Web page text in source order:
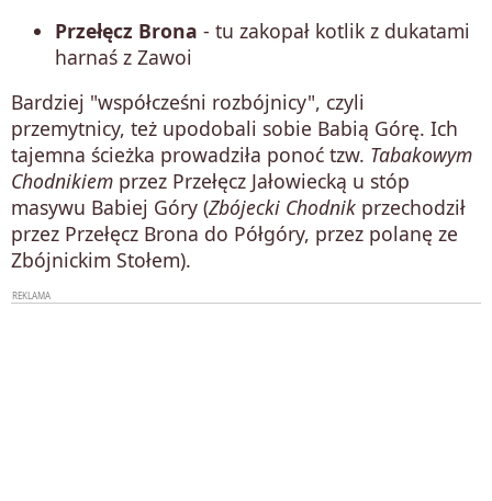
Przełęcz Brona - tu zakopał kotlik z dukatami
harnaś z Zawoi
Bardziej "współcześni rozbójnicy", czyli
przemytnicy, też upodobali sobie Babią Górę. Ich
tajemna ścieżka prowadziła ponoć tzw. Tabakowym
Chodnikiem przez Przełęcz Jałowiecką u stóp
masywu Babiej Góry (Zbójecki Chodnik przechodził
przez Przełęcz Brona do Półgóry, przez polanę ze
Zbójnickim Stołem).